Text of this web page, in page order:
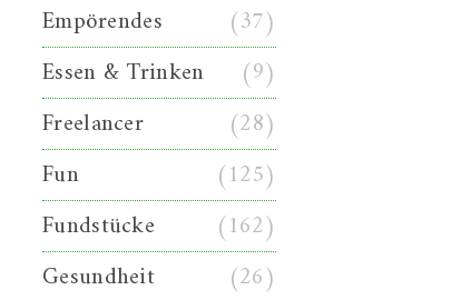
Empörendes
(37)
Essen & Trinken
(9)
Freelancer
(28)
Fun
(125)
Fundstücke
(162)
Gesundheit
(26)